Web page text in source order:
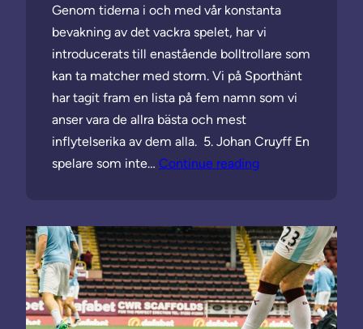
Genom tiderna i och med vår konstanta
bevakning av det vackra spelet, har vi
introducerats till enastående bolltrollare som
kan ta matcher med storm. Vi på Sporthänt
har tagit fram en lista på fem namn som vi
anser vara de allra bästa och mest
inflytelserika av dem alla. 5. Johan Cruyff En
spelare som inte… Continue reading